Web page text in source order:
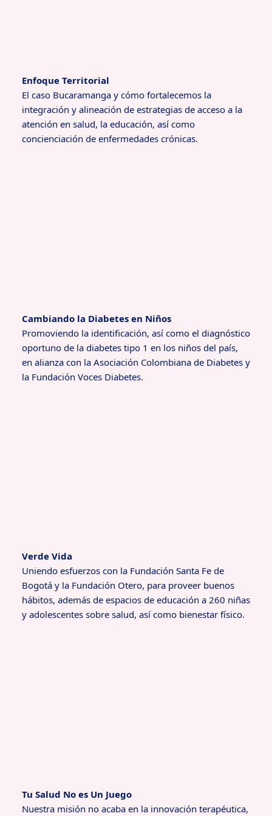
Enfoque Territorial
El caso Bucaramanga y cómo fortalecemos la
integración y alineación de estrategias de acceso a la
atención en salud, la educación, así como
concienciación de enfermedades crónicas.
Cambiando la Diabetes en Niños
Promoviendo la identificación, así como el diagnóstico
oportuno de la diabetes tipo 1 en los niños del país,
en alianza con la Asociación Colombiana de Diabetes y
la Fundación Voces Diabetes.
Verde Vida
Uniendo esfuerzos con la Fundación Santa Fe de
Bogotá y la Fundación Otero, para proveer buenos
hábitos, además de espacios de educación a 260 niñas
y adolescentes sobre salud, así como bienestar físico.
Tu Salud No es Un Juego
Nuestra misión no acaba en la innovación terapéutica,